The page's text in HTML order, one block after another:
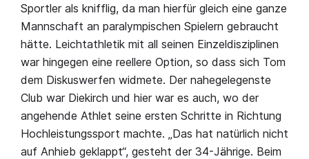
Sportler als knifflig, da man hierfür gleich eine ganze
Mannschaft an paralympischen Spielern gebraucht
hätte. Leichtathletik mit all seinen Einzeldisziplinen
war hingegen eine reellere Option, so dass sich Tom
dem Diskuswerfen widmete. Der nahegelegenste
Club war Diekirch und hier war es auch, wo der
angehende Athlet seine ersten Schritte in Richtung
Hochleistungssport machte. „Das hat natürlich nicht
auf Anhieb geklappt“, gesteht der 34-Jährige. Beim